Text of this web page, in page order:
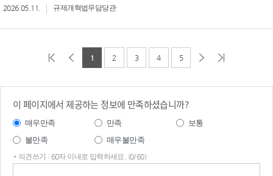
2026.05.11. 규제개혁법무담당관
1 2 3 4 5
이 페이지에서 제공하는 정보에 만족하셨습니까?
매우만족 만족
보통
불만족
매우불만족
* 의견쓰기 : 60자 이내로 입력하세요. (0/60)